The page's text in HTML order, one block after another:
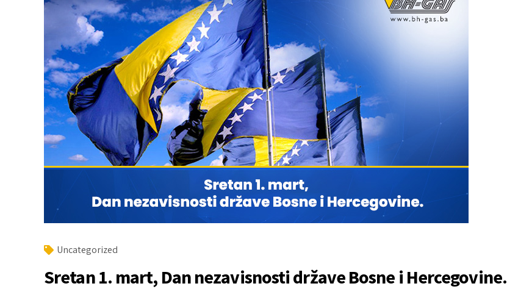
Uncategorized
Sretan 1. mart, Dan nezavisnosti države Bosne i Hercegovine.